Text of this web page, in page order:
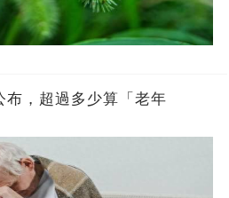
布，超過多少算「老年